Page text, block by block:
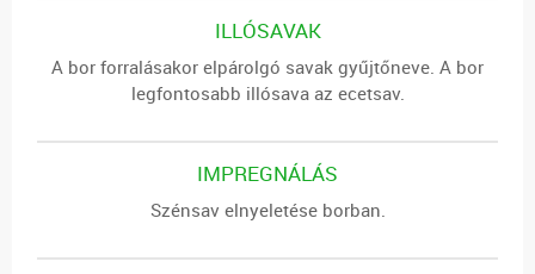
ILLÓSAVAK
A bor forralásakor elpárolgó savak gyűjtőneve. A bor
legfontosabb illósava az ecetsav.
IMPREGNÁLÁS
Szénsav elnyeletése borban.